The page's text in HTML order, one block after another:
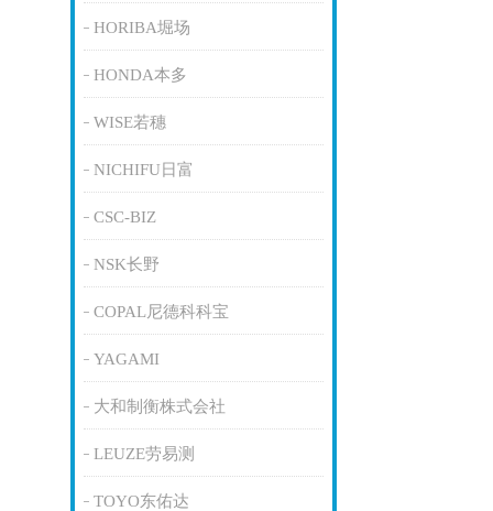
HORIBA堀场
HONDA本多
WISE若穗
NICHIFU日富
CSC-BIZ
NSK长野
COPAL尼德科科宝
YAGAMI
大和制衡株式会社
LEUZE劳易测
TOYO东佑达